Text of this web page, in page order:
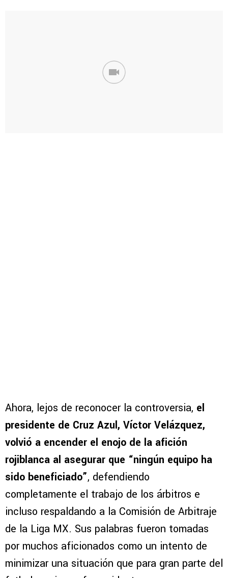
Ahora, lejos de reconocer la controversia, el
presidente de Cruz Azul, Víctor Velázquez,
volvió a encender el enojo de la afición
rojiblanca al asegurar que “ningún equipo ha
sido beneficiado”, defendiendo
completamente el trabajo de los árbitros e
incluso respaldando a la Comisión de Arbitraje
de la Liga MX. Sus palabras fueron tomadas
por muchos aficionados como un intento de
minimizar una situación que para gran parte del